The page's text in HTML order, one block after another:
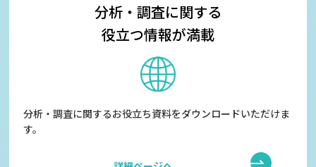
分析・調査に関する
役立つ情報が満載
分析・調査に関するお役立ち資料をダウンロードいただけま
す。